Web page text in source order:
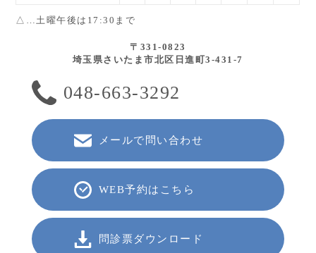
△…土曜午後は17:30まで
〒331-0823
埼玉県さいたま市北区日進町3-431-7
048-663-3292
メールで問い合わせ
WEB予約はこちら
問診票ダウンロード